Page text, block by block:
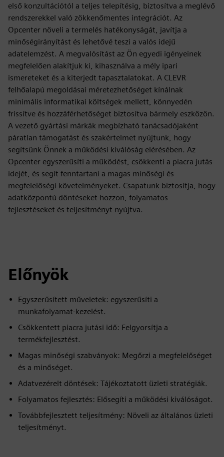
első konzultációtól a teljes telepítésig, biztosítva a meglévő
rendszerekkel való zökkenőmentes integrációt. Az
Opcenter növeli a termelés hatékonyságát, javítja a
minőségirányítást és lehetővé teszi a valós idejű
adatelemzést. A megvalósítást az Ön egyedi igényeinek
megfelelően alakítjuk ki, kihasználva a mély ipari
ismereteket és a kiterjedt tapasztalatokat. A CLEVR
felhőalapú megoldásai méretezhetőséget kínálnak
minimális informatikai költségek mellett, könnyedén
frissítve és hozzáférhetőséget biztosítva bármely eszközön.
A vezető gyártási márkák megbízható tanácsadójaként
páratlan támogatást és szakértelmet nyújtunk, hogy
segítsünk Önnek a működési kiválóság elérésében. Az
Opcenter egyszerűsíti a működést, csökkenti a piacra jutás
idejét, és segít fenntartani a magas minőségi és
megfelelőségi követelményeket. Csapatunk biztosítja, hogy
adatközpontú döntéseket hozzon, folyamatos
fejlesztéseket és teljesítményt nyújtva.
Előnyök
Egyszerűsített műveletek: egyszerűsíti a
munkafolyamat-kezelést.
Csökkentett piacra jutási idő: Felgyorsítja a
termékfejlesztést.
Magas minőségi szabványok: Megőrzi a megfelelőséget
és a minőséget.
Adatvezérelt döntések: Tájékoztatott üzleti stratégiák.
Folyamatos fejlesztés: Elősegíti a működési kiválóságot.
Továbbfejlesztett teljesítmény: Növeli az általános üzleti
teljesítményt.